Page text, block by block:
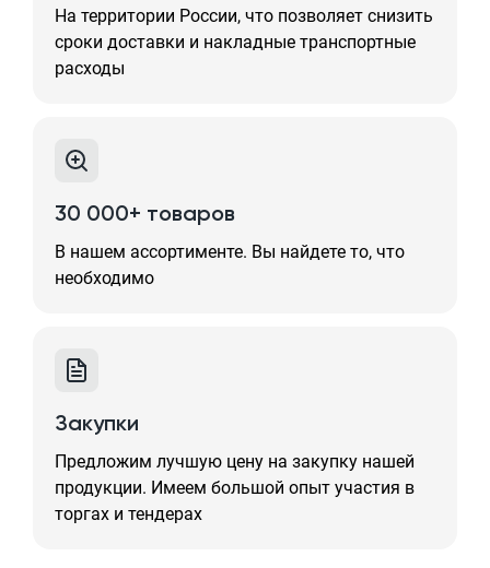
На территории России, что позволяет снизить
сроки доставки и накладные транспортные
расходы
30 000+ товаров
В нашем ассортименте. Вы найдете то, что
необходимо
Закупки
Предложим лучшую цену на закупку нашей
продукции. Имеем большой опыт участия в
торгах и тендерах